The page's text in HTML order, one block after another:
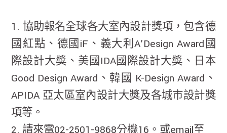
1. 協助報名全球各大室內設計獎項，包含德
國紅點、德國iF、義大利A’Design Award國
際設計大獎、美國IDA國際設計大獎、日本
Good Design Award、韓國 K-Design Award、
APIDA 亞太區室內設計大獎及各城市設計獎
項等。
2. 請來電02-2501-9868分機16。或email至